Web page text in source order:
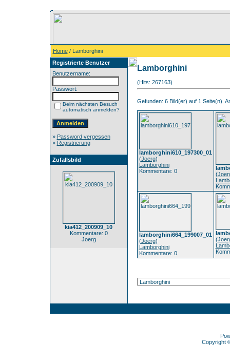
Home/ Lamborghini
Registrierte Benutzer
Benutzername:
Passwort:
Beim nächsten Besuch
automatisch anmelden?
» Password vergessen
» Registrierung
Zufallsbild
kia412_200909_10
Kommentare: 0
Joerg
Lamborghini
(Hits: 267163)
Gefunden: 6 Bild(er) auf 1 Seite(n).
lamborghini610_197300_01
(Joerg)
Lamborghini
Kommentare: 0
(
lamborghini664_199007_01
(Joerg)
Lamborghini
Kommentare: 0
(
Copyright